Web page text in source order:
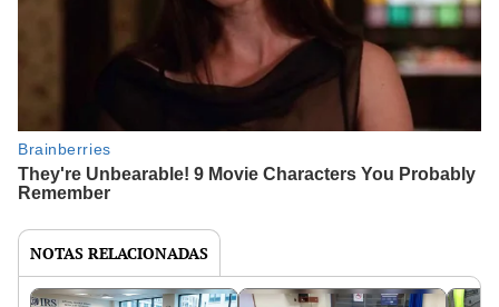
NOTAS RELACIONADAS